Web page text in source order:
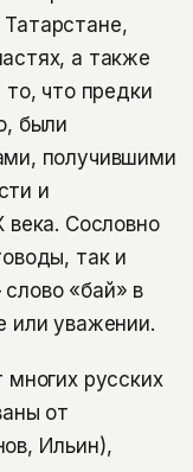
а также
то, что предки
были
получившими
и
века. Сословно
так и
«бай» в
или уважении.
многих русских
от
Ильин),